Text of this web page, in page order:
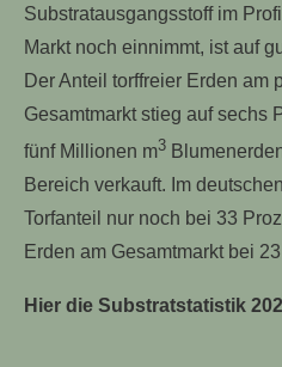
Substratausgangsstoff im
Markt noch einnimmt, ist auf
Der Anteil torffreier Erden am
Gesamtmarkt stieg auf sechs
fünf Millionen m3
Bereich verkauft. Im
Torfanteil nur noch bei 33
Erden am Gesamtmarkt bei
Hier die Substratstatistik